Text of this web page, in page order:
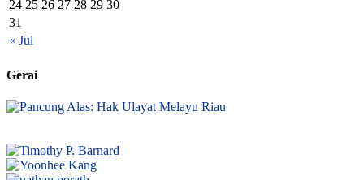
« Jul
24 25 26 27 28 29 30
31
Gerai